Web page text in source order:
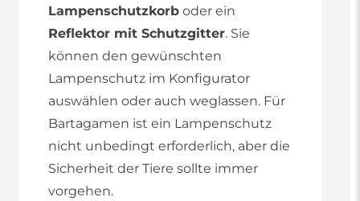
Lampenschutzkorb oder ein
Reflektor mit Schutzgitter. Sie
können den gewünschten
Lampenschutz im Konfigurator
auswählen oder auch weglassen. Für
Bartagamen ist ein Lampenschutz
nicht unbedingt erforderlich, aber die
Sicherheit der Tiere sollte immer
vorgehen.